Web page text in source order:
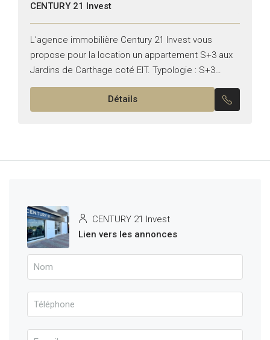
CENTURY 21 Invest
L’agence immobilière Century 21 Invest vous
propose pour la location un appartement S+3 aux
Jardins de Carthage coté EIT. Typologie : S+3
Superficie : 190 m² Il se compose de : –...
Détails
CENTURY 21 Invest
Lien vers les annonces